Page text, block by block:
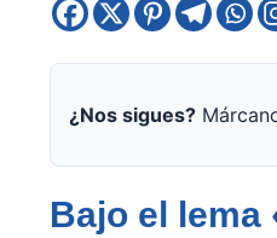
¿Nos sigues?
Bajo el lema